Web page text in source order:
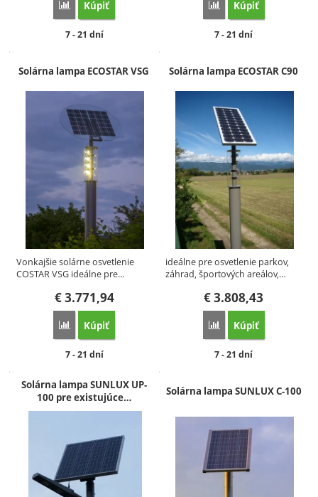
Porovnať
Kúpiť
Dostupnosť:
7 - 21 dní
Porovnať
Kúpiť
Dostupnosť:
7 - 21 dní
Solárna lampa ECOSTAR VSG
Vonkajšie solárne osvetlenie
COSTAR VSG ideálne pre…
€3.771,94
Porovnať
Kúpiť
Dostupnosť:
7 - 21 dní
Solárna lampa ECOSTAR C90
ideálne pre osvetlenie parkov,
záhrad, športových areálov,…
€3.808,43
Porovnať
Kúpiť
Dostupnosť:
7 - 21 dní
Solárna lampa SUNLUX UP-
100 pre existujúce…
Solárna lampa SUNLUX C-100